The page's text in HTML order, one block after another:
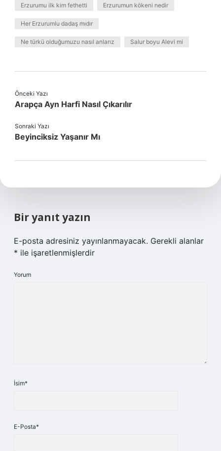
Erzurumu ilk kim fethetti Erzurumun kökeni nedir
Her Erzurumlu dadaş mıdır
Ne türkü olduğumuzu nasıl anlarız Salur boyu Alevi mi
Önceki Yazı
Arapça Ayn Harfi Nasıl Çıkarılır
Sonraki Yazı
Beyinciksiz Yaşanır Mı
Bir yanıt yazın
E-posta adresiniz yayınlanmayacak. Gerekli alanlar
* ile işaretlenmişlerdir
Yorum
İsim*
E-Posta*